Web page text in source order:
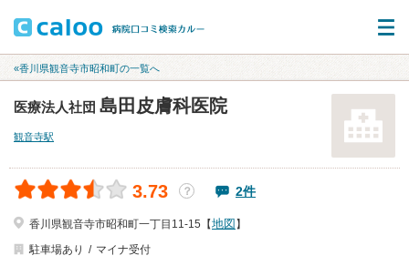
«香川県観音寺市昭和町の一覧へ
医療法人社団 島田皮膚科医院
観音寺駅
3.73 ？ 2件
香川県観音寺市昭和町一丁目11-15【地図 】
駐車場あり
マイナ受付